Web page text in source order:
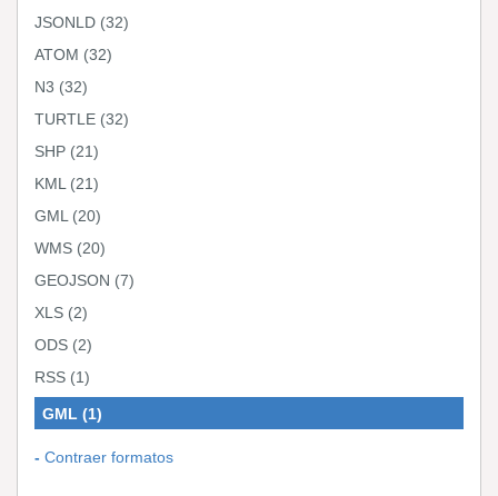
JSONLD (32)
ATOM (32)
N3 (32)
TURTLE (32)
SHP (21)
KML (21)
GML (20)
WMS (20)
GEOJSON (7)
XLS (2)
ODS (2)
RSS (1)
GML (1)
Contraer formatos